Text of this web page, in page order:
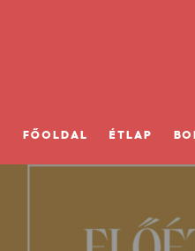
FŐOLDAL ÉTLAP